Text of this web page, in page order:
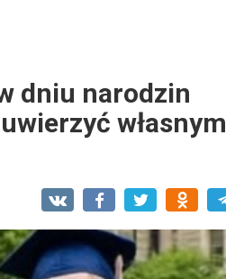
dniu narodzin
własnym